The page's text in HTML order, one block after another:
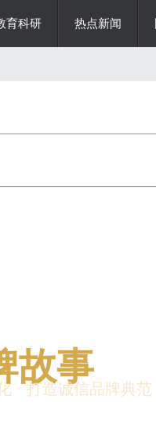
育科研 热点新闻
故事
· 打造诚信品牌典范